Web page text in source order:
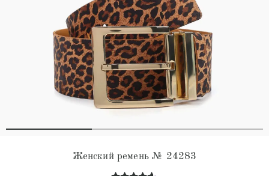
Женский ремень № 24283